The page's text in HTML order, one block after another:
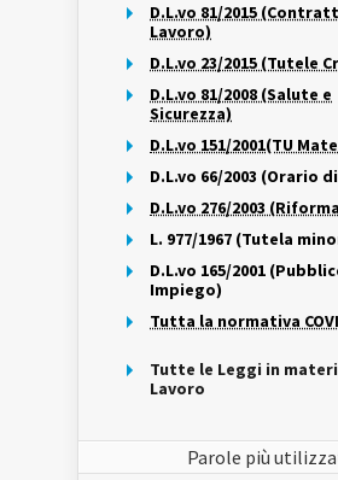
D.L.vo 81/2015
Lavoro)
D.L.vo 23/2015 (Tutele
D.L.vo 81/2008 (Salute e
Sicurezza)
D.L.vo 151/2001(TU
D.L.vo 66/2003 (Orario
D.L.vo 276/2003
L. 977/1967 (Tutela
D.L.vo 165/2001
Impiego)
Tutta la normativa
Tutte le Leggi in
Lavoro
Parole più